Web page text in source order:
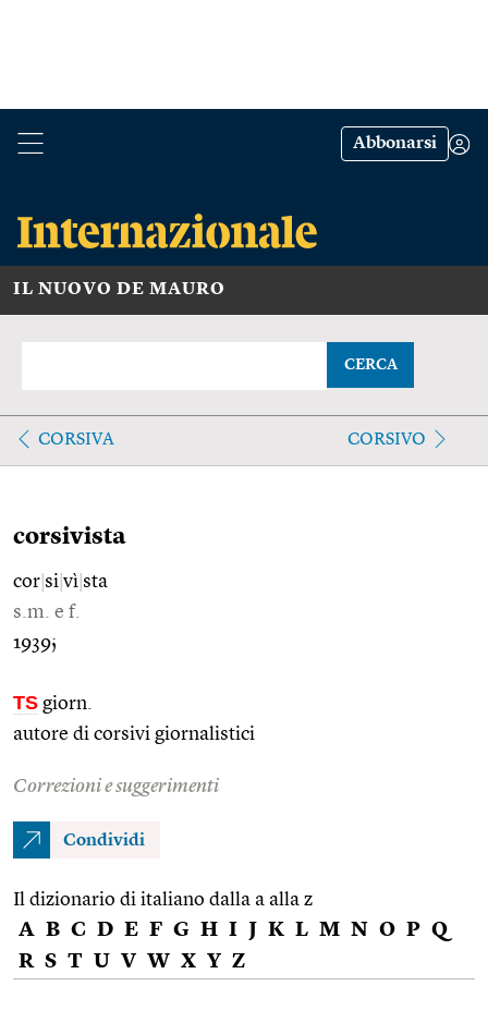
Abbonarsi
IL NUOVO DE MAURO
CERCA
CORSIVA CORSIVO
corsivista
cor si vì sta
s.m. e f.
1939;
TS giorn.
autore di corsivi giornalistici
Correzioni e suggerimenti
Condividi
Il dizionario di italiano dalla a alla z
A B C D E F G H I J K L M N O P Q
R S T U V W X Y Z